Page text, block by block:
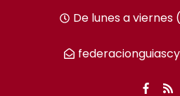
De lunes a viernes